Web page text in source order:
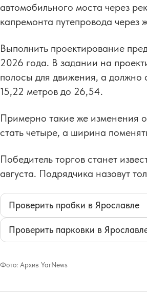
автомобильного моста через
капремонта путепровода через
Выполнить проектирование
2026 года. В задании на
полосы для движения, а должно
15,22 метров до 26,54.
Примерно такие же изменения
стать четыре, а ширина
Победитель торгов станет
августа. Подрядчика назовут
Проверить пробки в Ярославле
Проверить парковки в
Фото: Архив YarNews